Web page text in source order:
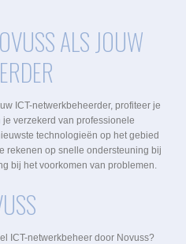
ALS JOUW
ICT-netwerkbeheerder, profiteer je
verzekerd van professionele
technologieën op het gebied
rekenen op snelle ondersteuning bij
bij het voorkomen van problemen.
ICT-netwerkbeheer door Novuss?